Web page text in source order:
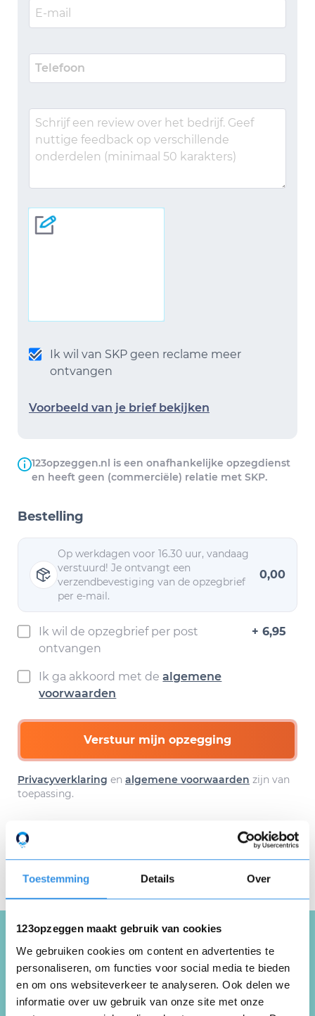
Toestemming Details Over
123opzeggen maakt gebruik van cookies
We gebruiken cookies om content en advertenties te
personaliseren, om functies voor social media te bieden
en om ons websiteverkeer te analyseren. Ook delen we
informatie over uw gebruik van onze site met onze
Ik wil van SKP geen reclame meer
ontvangen
Voorbeeld van je brief bekijken
123opzeggen.nl is een onafhankelijke opzegdienst
en heeft geen (commerciële) relatie met SKP.
Bestelling
Op werkdagen voor 16.30 uur, vandaag
verstuurd! Je ontvangt een
verzendbevestiging van de opzegbrief
per e-mail.
0,00
Ik wil de opzegbrief per post
ontvangen
+ 6,95
Ik ga akkoord met dealgemene
voorwaarden
Verstuur mijn opzegging
Privacyverklaring en algemene voorwaarden zijn van
toepassing.
Download hier gratis je
opzegbrief
Schrijf een review over SKP